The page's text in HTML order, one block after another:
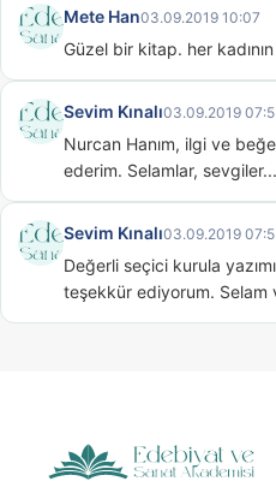
Mete Han03.09.2019 10:07
Güzel bir kitap. her
Sevim Kınalı03.09.2019
Nurcan Hanım, ilgi ve
ederim. Selamlar, sevgiler...
Sevim Kınalı03.09.2019
Değerli seçici kurula
teşekkür ediyorum. Selam